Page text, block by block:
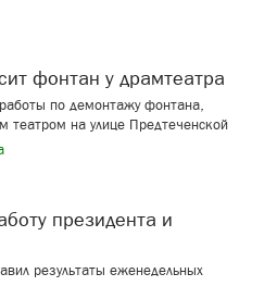
фонтан у драмтеатра
по демонтажу фонтана,
театром на улице Предтеченской
результаты еженедельных